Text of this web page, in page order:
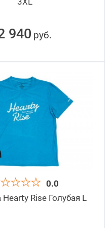
940 руб.
0.0
Rise Голубая L